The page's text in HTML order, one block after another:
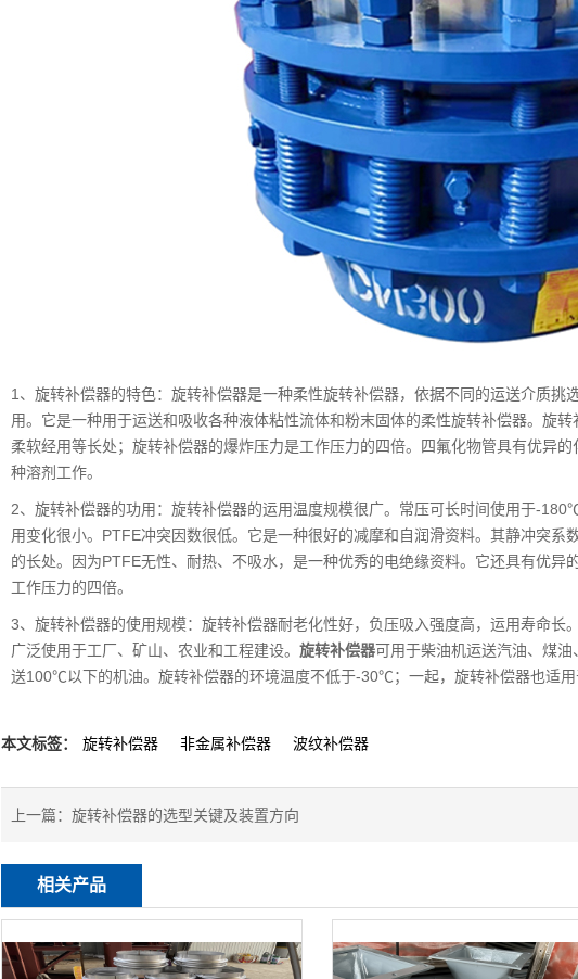
1、旋转补偿器的特色：旋转补偿器是一种柔性旋转补偿器，依据不同的运送介质挑
用。它是一种用于运送和吸收各种液体粘性流体和粉末固体的柔性旋转补偿器。旋
柔软经用等长处；旋转补偿器的爆炸压力是工作压力的四倍。四氟化物管具有优异
种溶剂工作。
2、旋转补偿器的功用：旋转补偿器的运用温度规模很广。常压可长时间使用于-
用变化很小。PTFE冲突因数很低。它是一种很好的减摩和自润滑资料。其静冲突系
的长处。因为PTFE无性、耐热、不吸水，是一种优秀的电绝缘资料。它还具有优
工作压力的四倍。
3、旋转补偿器的使用规模：旋转补偿器耐老化性好，负压吸入强度高，运用寿命长
广泛使用于工厂、矿山、农业和工程建设。 旋转补偿器可用于柴油机运送汽油、煤
送100℃以下的机油。旋转补偿器的环境温度不低于-30℃；一起，旋转补偿器也适用
本文标签： 旋转补偿器 非金属补偿器 波纹补偿器
上一篇： 旋转补偿器的选型关键及装置方向
相关产品